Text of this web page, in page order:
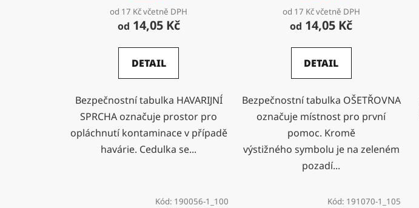
od 17 Kč včetně DPH
od 14,05 Kč
DETAIL
Bezpečnostní tabulka HAVARIJNÍ
SPRCHA označuje prostor pro
opláchnutí kontaminace v případě
havárie. Cedulka se...
od 17 Kč včetně DPH
od 14,05 Kč
DETAIL
Bezpečnostní tabulka OŠETŘOVNA
označuje místnost pro první
pomoc. Kromě
výstižného symbolu je na zeleném
pozadí...
Kód: 190056-1_100 Kód: 191070-1_105